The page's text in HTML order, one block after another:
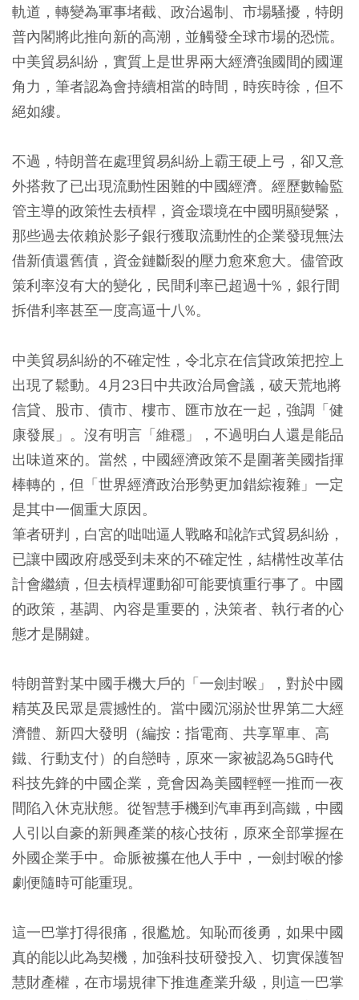
軌道，轉變為軍事堵截、政治遏制、市場騷擾，特朗
普內閣將此推向新的高潮，並觸發全球市場的恐慌。
中美貿易糾紛，實質上是世界兩大經濟強國間的國運
角力，筆者認為會持續相當的時間，時疾時徐，但不
絕如縷。
不過，特朗普在處理貿易糾紛上霸王硬上弓，卻又意
外搭救了已出現流動性困難的中國經濟。經歷數輪監
管主導的政策性去槓桿，資金環境在中國明顯變緊，
那些過去依賴於影子銀行獲取流動性的企業發現無法
借新債還舊債，資金鏈斷裂的壓力愈來愈大。儘管政
策利率沒有大的變化，民間利率已超過十%，銀行間
拆借利率甚至一度高逼十八%。
中美貿易糾紛的不確定性，令北京在信貸政策把控上
出現了鬆動。4月23日中共政治局會議，破天荒地將
信貸、股市、債市、樓市、匯市放在一起，強調「健
康發展」。沒有明言「維穩」，不過明白人還是能品
出味道來的。當然，中國經濟政策不是圍著美國指揮
棒轉的，但「世界經濟政治形勢更加錯綜複雜」一定
是其中一個重大原因。
筆者研判，白宮的咄咄逼人戰略和訛詐式貿易糾紛，
已讓中國政府感受到未來的不確定性，結構性改革估
計會繼續，但去槓桿運動卻可能要慎重行事了。中國
的政策，基調、內容是重要的，決策者、執行者的心
態才是關鍵。
特朗普對某中國手機大戶的「一劍封喉」，對於中國
精英及民眾是震撼性的。當中國沉溺於世界第二大經
濟體、新四大發明（編按：指電商、共享單車、高
鐵、行動支付）的自戀時，原來一家被認為5G時代
科技先鋒的中國企業，竟會因為美國輕輕一推而一夜
間陷入休克狀態。從智慧手機到汽車再到高鐵，中國
人引以自豪的新興產業的核心技術，原來全部掌握在
外國企業手中。命脈被攥在他人手中，一劍封喉的慘
劇便隨時可能重現。
這一巴掌打得很痛，很尷尬。知恥而後勇，如果中國
真的能以此為契機，加強科技研發投入、切實保護智
慧財產權，在市場規律下推進產業升級，則這一巴掌